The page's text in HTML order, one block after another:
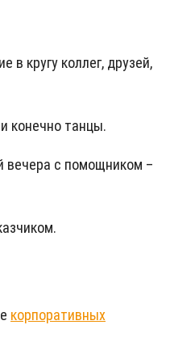
в кругу коллег, друзей,
конечно танцы.
вечера с помощником –
корпоративных